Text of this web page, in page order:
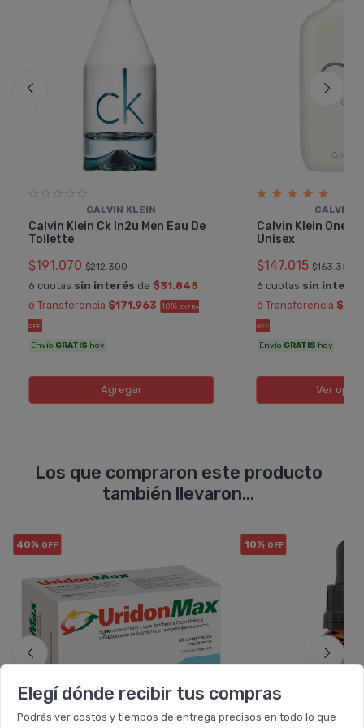
Elegí dónde recibir tus compras
Podrás ver costos y tiempos de entrega precisos en todo lo que
CALVIN KLEIN
Calvin Klein Ck In2u Men Eau De
Toilette
$191.070 $212.300
6 cuotas sin interés de $31.845
ó Transferencia $171.963 10% EXTRA
OFF
Envío GRATIS hoy
Agregar
CALVIN
Calvin Klein One
Unisex
$147.015 $163.350
6 cuotas sin interés
ó Transferencia
OFF
Envío GRATIS hoy
Ver
Los que compraron este producto
también llevaron...
40% OFF 10% OFF